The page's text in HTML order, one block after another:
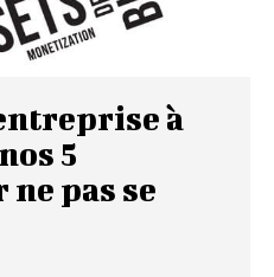
à
5
pas se